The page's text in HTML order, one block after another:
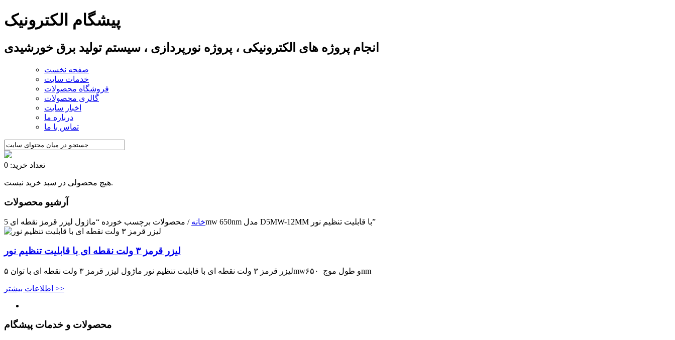
پیشگام الکترونیک
انجام پروژه های الکترونیکی ، پروژه نورپردازی ، سیستم تولید برق خورشیدی
صفحه نخست
خدمات سایت
فروشگاه محصولات
گالری محصولات
اخبار سایت
درباره ما
تماس با ما
تعداد خرید: 0
هیچ محصولی در سبد خرید نیست.
آرشیو محصولات
خانه / محصولات برچسب خورده “ماژول لیزر قرمز نقطه ای 5mw 650nm مدل D5MW-12MM با قابلیت تنظیم نور”
لیزر قرمز ۳ ولت نقطه ای با قابلیت تنظیم نور
لیزر قرمز ۳ ولت نقطه ای با قابلیت تنظیم نور ماژول لیزر قرمز ۳ ولت نقطه ای با توان ۵mwو طول موج ۶۵۰nm
اطلاعات بیشتر >>
محصولات و خدمات پیشگام